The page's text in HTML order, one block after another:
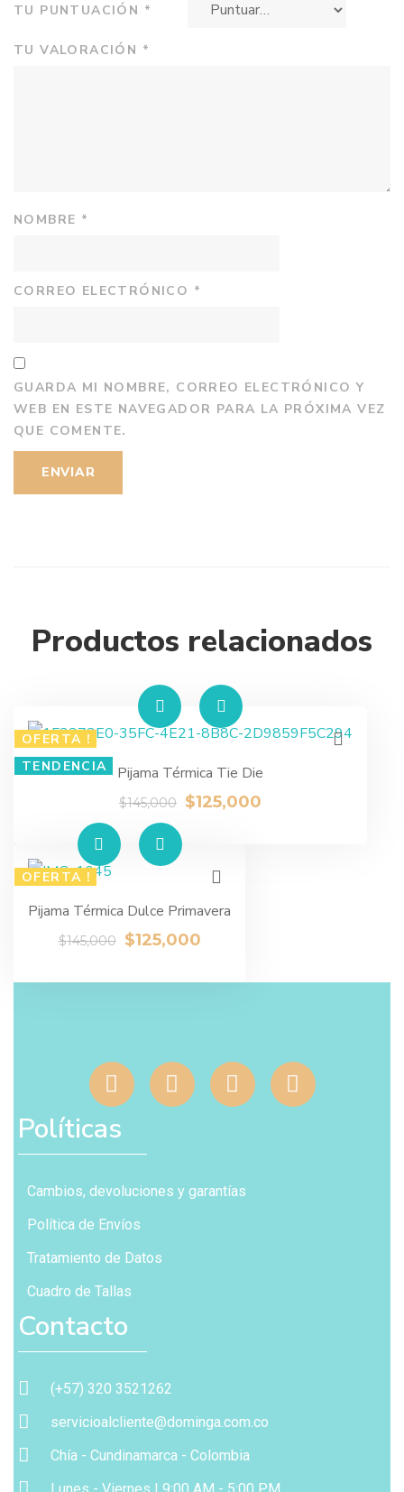
TU PUNTUACIÓN *
TU VALORACIÓN *
NOMBRE *
CORREO ELECTRÓNICO *
GUARDA MI NOMBRE, CORREO ELECTRÓNICO Y
WEB EN ESTE NAVEGADOR PARA LA PRÓXIMA VEZ
QUE COMENTE.
Productos relacionados
OFERTA !
TENDENCIA
Pijama Térmica Tie Die
$145,000 $125,000
OFERTA !
Pijama Térmica Dulce Primavera
$145,000 $125,000
Políticas
Cambios, devoluciones y garantías
Política de Envíos
Tratamiento de Datos
Cuadro de Tallas
Contacto
(+57) 320 3521262
servicioalcliente@dominga.com.co
Chía - Cundinamarca - Colombia